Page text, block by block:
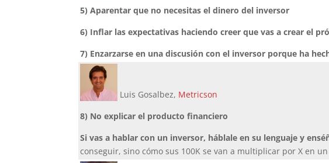
5) Aparentar que no necesitas el dinero del inversor
6) Inflar las expectativas haciendo creer que vas a crear el
7) Enzarzarse en una discusión con el inversor porque ha
Luis Gosalbez, Metricson
8) No explicar el producto financiero
Si vas a hablar con un inversor, háblale en su lenguaje y
conseguir, sino cómo sus 100K se van a multiplicar por X en